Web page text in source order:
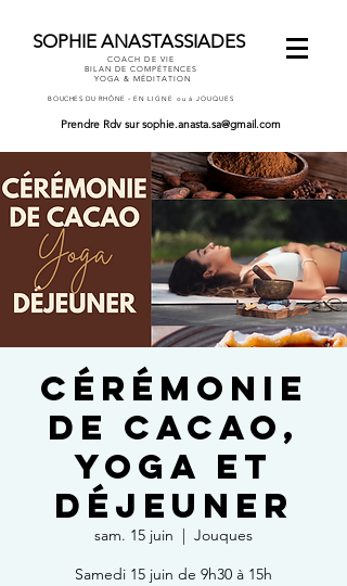
SOPHIE ANASTASSIADES
COACH DE VIE
BILAN DE COMPÉTENCES
YOGA & MÉDITATION
BOUCHES DU RHÔNE - EN LIGNE ou à JOUQUES
Prendre Rdv sursophie.anasta.sa@gmail.com
CÉRÉMONIE
DE CACAO,
YOGA ET
DÉJEUNER
sam. 15 juin
  |
Jouques
Samedi 15 juin de 9h30 à 15h